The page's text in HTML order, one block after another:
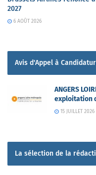
2027
6 AOÛT 2026
Avis d'Appel à
ANGERS
exploitation
15 JUILLET 2026
La sélection de la